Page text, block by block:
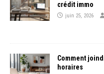
crédit immo
juin 25, 2026
Comment
horaires